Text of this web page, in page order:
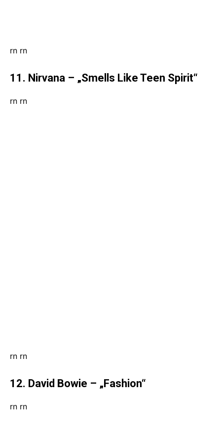
rn rn
11. Nirvana – „Smells Like Teen Spirit“
rn rn
rn rn
12. David Bowie – „Fashion“
rn rn